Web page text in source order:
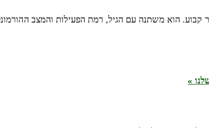
קבוע. הוא משתנה עם הגיל, רמת הפעילות והמצב